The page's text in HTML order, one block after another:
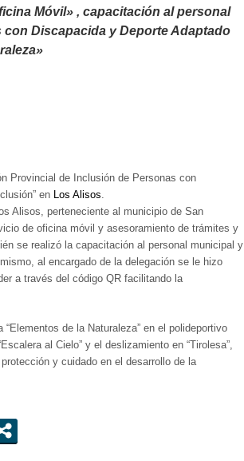
Móvil» , capacitación al personal
Discapacida y Deporte Adaptado
Provincial de Inclusión de Personas con
en Los Alisos.
Alisos, perteneciente al municipio de San
de oficina móvil y asesoramiento de trámites y
se realizó la capacitación al personal municipal y
al encargado de la delegación se le hizo
a través del código QR facilitando la
de la Naturaleza” en el polideportivo
al Cielo” y el deslizamiento en “Tirolesa”,
y cuidado en el desarrollo de la